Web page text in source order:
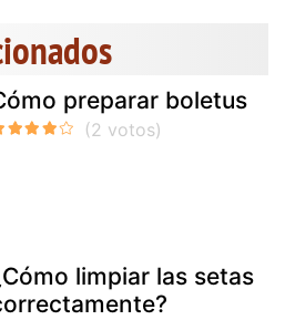
preparar boletus
limpiar las setas